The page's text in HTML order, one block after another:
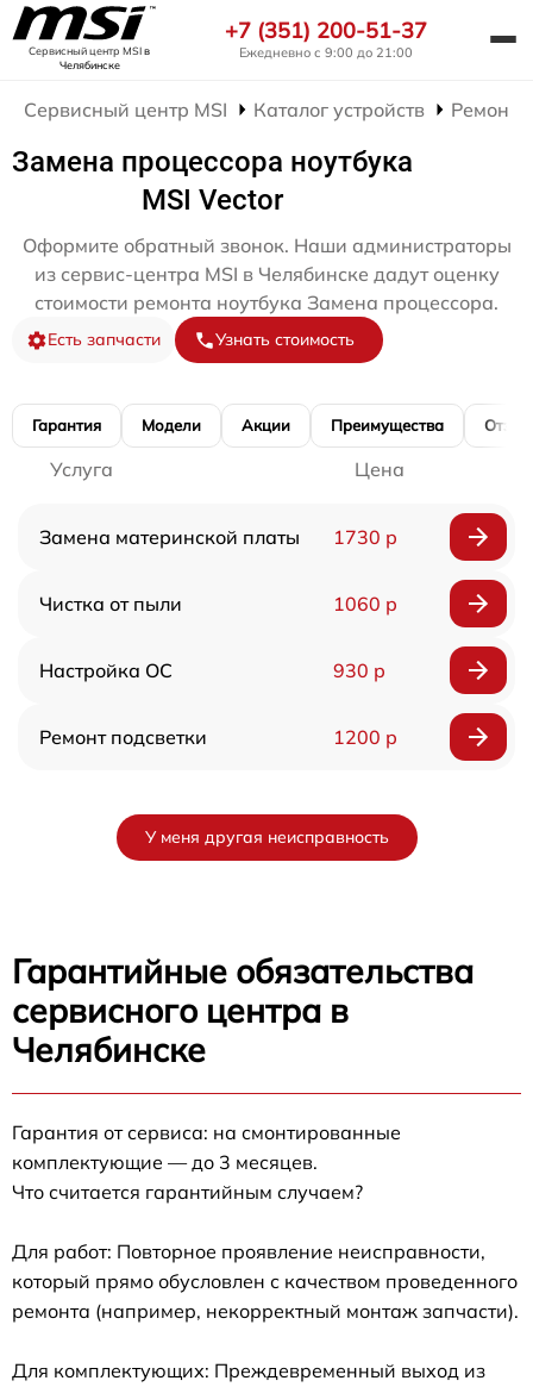
Сервисный центр MSIв
Челябинске
+7 (351) 200-51-37
Ежедневно с 9:00 до 21:00
Сервисный центр MSI Каталог устройств Ремонт
Замена процессора ноутбука
MSI Vector
Оформите обратный звонок. Наши администраторы
из сервис-центра MSI в Челябинске дадут оценку
стоимости ремонта ноутбука Замена процессора.
Есть запчасти Узнать стоимость
Гарантия Модели Акции Преимущества
Услуга Цена
Замена материнской платы 1730 р
Чистка от пыли 1060 р
Настройка ОС 930 р
Ремонт подсветки 1200 р
У меня другая неисправность
Гарантийные обязательства
сервисного центра в
Челябинске
Гарантия от сервиса: на смонтированные
комплектующие — до 3 месяцев.
Что считается гарантийным случаем?
Для работ: Повторное проявление неисправности,
который прямо обусловлен с качеством проведенного
ремонта (например, некорректный монтаж запчасти).
Для комплектующих: Преждевременный выход из